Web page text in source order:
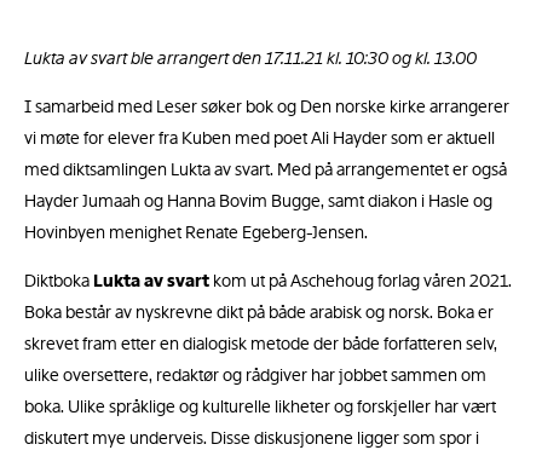
Lukta av svart ble arrangert den 17.11.21 kl. 10:30 og kl. 13.00
I samarbeid med Leser søker bok og Den norske kirke arrangerer
vi møte for elever fra Kuben med poet Ali Hayder som er aktuell
med diktsamlingen Lukta av svart. Med på arrangementet er også
Hayder Jumaah og Hanna Bovim Bugge, samt diakon i Hasle og
Hovinbyen menighet Renate Egeberg-Jensen.
Diktboka Lukta av svart kom ut på Aschehoug forlag våren 2021.
Boka består av nyskrevne dikt på både arabisk og norsk. Boka er
skrevet fram etter en dialogisk metode der både forfatteren selv,
ulike oversettere, redaktør og rådgiver har jobbet sammen om
boka. Ulike språklige og kulturelle likheter og forskjeller har vært
diskutert mye underveis. Disse diskusjonene ligger som spor i